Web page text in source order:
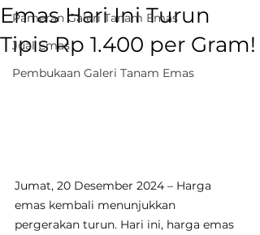
Pameran Galeri Tanam Emas
Jual Emas
Pembukaan Galeri Tanam Emas
Emas Hari Ini Turun
Tipis Rp 1.400 per Gram!
Jumat, 20 Desember 2024 – Harga
emas kembali menunjukkan
pergerakan turun. Hari ini, harga emas